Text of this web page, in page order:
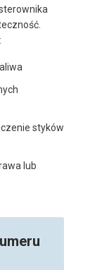
styków
lub